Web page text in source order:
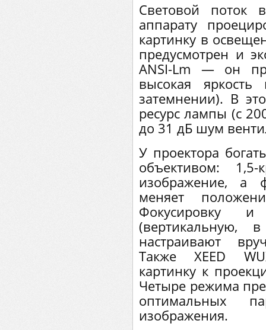
Световой поток
аппарату
картинку в
предусмотрен и
ANSI-Lm — он
высокая
затемнении). В
ресурс лампы (с
до 31 дБ шум
У проектора
объективом:
изображение, а
меняет
Фокусировку и
(вертикальную,
настраивают
Также XEED
картинку к
Четыре режима
оптимальных
изображения.